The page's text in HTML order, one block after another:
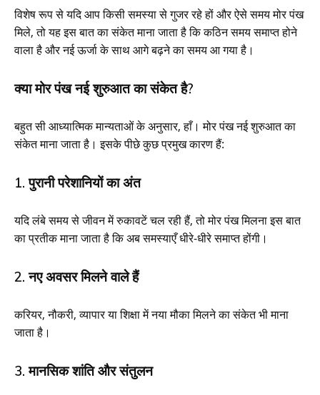
विशेष रूप से यदि आप किसी समस्या से गुजर रहे हों और ऐसे समय मोर पंख
मिले, तो यह इस बात का संकेत माना जाता है कि कठिन समय समाप्त होने
वाला है और नई ऊर्जा के साथ आगे बढ़ने का समय आ गया है।
क्या मोर पंख नई शुरुआत का संकेत है?
बहुत सी आध्यात्मिक मान्यताओं के अनुसार, हाँ। मोर पंख नई शुरुआत का
संकेत माना जाता है। इसके पीछे कुछ प्रमुख कारण हैं:
1. पुरानी परेशानियों का अंत
यदि लंबे समय से जीवन में रुकावटें चल रही हैं, तो मोर पंख मिलना इस बात
का प्रतीक माना जाता है कि अब समस्याएँ धीरे-धीरे समाप्त होंगी।
2. नए अवसर मिलने वाले हैं
करियर, नौकरी, व्यापार या शिक्षा में नया मौका मिलने का संकेत भी माना
जाता है।
3. मानसिक शांति और संतुलन